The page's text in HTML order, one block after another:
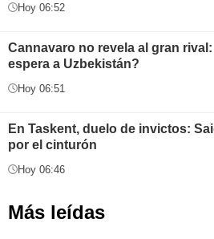
Hoy 06:52
Cannavaro no revela al gran
espera a Uzbekistán?
Hoy 06:51
En Taskent, duelo de invictos:
por el cinturón
Hoy 06:46
Más leídas